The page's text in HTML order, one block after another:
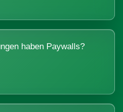
haben Paywalls?